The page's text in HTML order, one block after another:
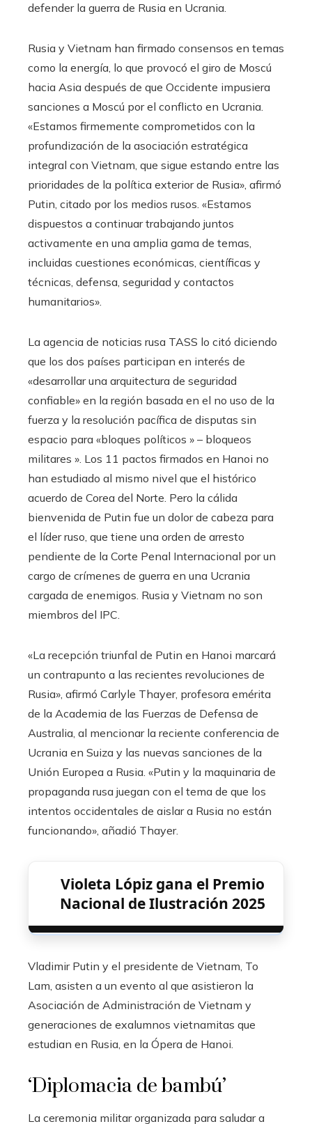
defender la guerra de Rusia en Ucrania.
Rusia y Vietnam han firmado consensos en temas
como la energía, lo que provocó el giro de Moscú
hacia Asia después de que Occidente impusiera
sanciones a Moscú por el conflicto en Ucrania.
«Estamos firmemente comprometidos con la
profundización de la asociación estratégica
integral con Vietnam, que sigue estando entre las
prioridades de la política exterior de Rusia», afirmó
Putin, citado por los medios rusos. «Estamos
dispuestos a continuar trabajando juntos
activamente en una amplia gama de temas,
incluidas cuestiones económicas, científicas y
técnicas, defensa, seguridad y contactos
humanitarios».
La agencia de noticias rusa TASS lo citó diciendo
que los dos países participan en interés de
«desarrollar una arquitectura de seguridad
confiable» en la región basada en el no uso de la
fuerza y ​​la resolución pacífica de disputas sin
espacio para «bloques políticos » – bloqueos
militares ». Los 11 pactos firmados en Hanoi no
han estudiado al mismo nivel que el histórico
acuerdo de Corea del Norte. Pero la cálida
bienvenida de Putin fue un dolor de cabeza para
el líder ruso, que tiene una orden de arresto
pendiente de la Corte Penal Internacional por un
cargo de crímenes de guerra en una Ucrania
cargada de enemigos. Rusia y Vietnam no son
miembros del IPC.
«La recepción triunfal de Putin en Hanoi marcará
un contrapunto a las recientes revoluciones de
Rusia», afirmó Carlyle Thayer, profesora emérita
de la Academia de las Fuerzas de Defensa de
Australia, al mencionar la reciente conferencia de
Ucrania en Suiza y las nuevas sanciones de la
Unión Europea a Rusia. «Putin y la maquinaria de
propaganda rusa juegan con el tema de que los
intentos occidentales de aislar a Rusia no están
funcionando», añadió Thayer.
Violeta Lópiz gana el Premio
Nacional de Ilustración 2025
Vladimir Putin y el presidente de Vietnam, To
Lam, asisten a un evento al que asistieron la
Asociación de Administración de Vietnam y
generaciones de exalumnos vietnamitas que
estudian en Rusia, en la Ópera de Hanoi.
‘Diplomacia de bambú’
La ceremonia militar organizada para saludar a